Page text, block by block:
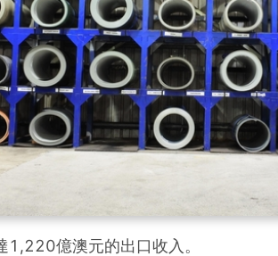
1,220億澳元的出口收入。